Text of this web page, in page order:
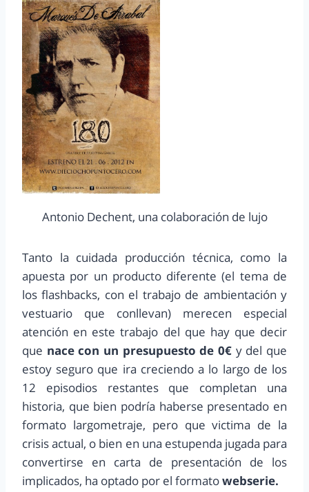
Antonio Dechent, una colaboración de lujo
Tanto la cuidada producción técnica, como la
apuesta por un producto diferente (el tema de
los flashbacks, con el trabajo de ambientación y
vestuario que conllevan) merecen especial
atención en este trabajo del que hay que decir
que nace con un presupuesto de 0€ y del que
estoy seguro que ira creciendo a lo largo de los
12 episodios restantes que completan una
historia, que bien podría haberse presentado en
formato largometraje, pero que victima de la
crisis actual, o bien en una estupenda jugada para
convertirse en carta de presentación de los
implicados, ha optado por el formatowebserie.